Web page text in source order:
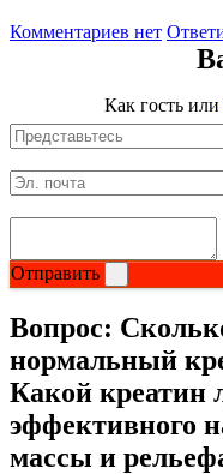
НАЗАД
Соусы и Топпинги
Распродажа NOW
Комментариев нет
Как гость или
Отправить
Вопрос:
нормальный
Какой креатин
эффективного
массы и